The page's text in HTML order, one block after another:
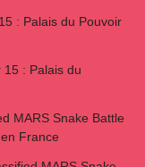
: Palais du Pouvoir
15 : Palais du
MARS Snake Battle
France